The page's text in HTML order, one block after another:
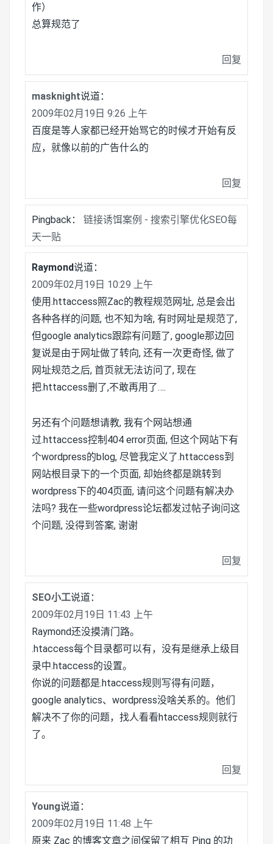
作）
总算规范了
回复
masknight说道：
2009年02月19日 9:26 上午
百度是等人家都已经开始骂它的时候才开始有反
应，就像以前的广告什么的
回复
Pingback： 链接诱饵案例 - 搜索引擎优化SEO每
天一贴
Raymond说道：
2009年02月19日 10:29 上午
使用.httaccess照Zac的教程规范网址, 总是会出
各种各样的问题, 也不知为啥, 有时网址是规范了,
但google analytics跟踪有问题了, google那边回
复说是由于网址做了转向, 还有一次更奇怪, 做了
网址规范之后, 首页就无法访问了, 现在
把.httaccess删了,不敢再用了….
另还有个问题想请教, 我有个网站想通
过.httaccess控制404 error页面, 但这个网站下有
个wordpress的blog, 尽管我定义了.httaccess到
网站根目录下的一个页面, 却始终都是跳转到
wordpress下的404页面, 请问这个问题有解决办
法吗? 我在一些wordpress论坛都发过帖子询问这
个问题, 没得到答案, 谢谢
回复
SEO小工说道：
2009年02月19日 11:43 上午
Raymond还没摸清门路。
.htaccess每个目录都可以有，没有是继承上级目
录中.htaccess的设置。
你说的问题都是.htaccess规则写得有问题，
google analytics、wordpress没啥关系的。他们
解决不了你的问题，找人看看htaccess规则就行
了。
回复
Young说道：
2009年02月19日 11:48 上午
原来 Zac 的博客文章之间保留了相互 Ping 的功